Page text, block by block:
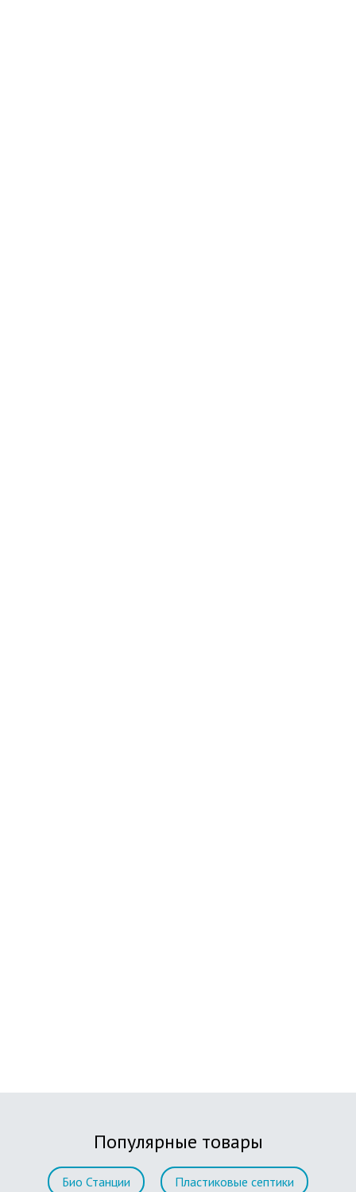
Популярные товары
Био Станции Пластиковые септики